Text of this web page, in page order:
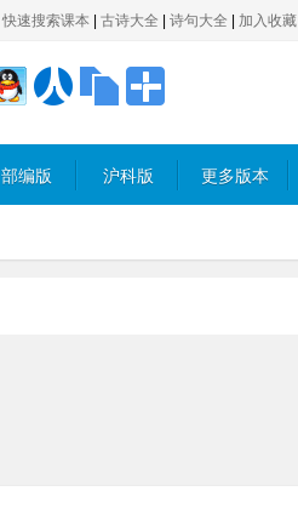
快速搜索课本 古诗大全 诗句大全 加入收藏
部编版 沪科版 更多版本